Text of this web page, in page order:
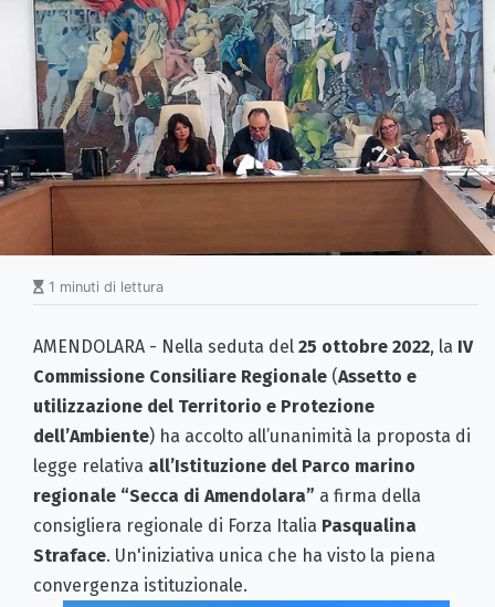
1 minuti di lettura
AMENDOLARA - Nella seduta del 25 ottobre 2022, la IV
Commissione Consiliare Regionale (Assetto e
utilizzazione del Territorio e Protezione
dell’Ambiente) ha accolto all’unanimità la proposta di
legge relativa all’Istituzione del Parco marino
regionale “Secca di Amendolara” a firma della
consigliera regionale di Forza Italia Pasqualina
Straface. Un'iniziativa unica che ha visto la piena
convergenza istituzionale.